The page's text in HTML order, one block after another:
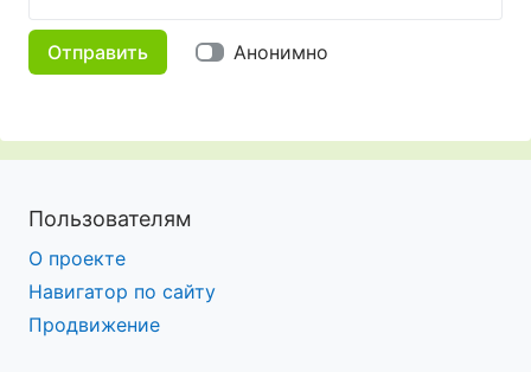
Отправить Анонимно
Пользователям
О проекте
Навигатор по сайту
Продвижение